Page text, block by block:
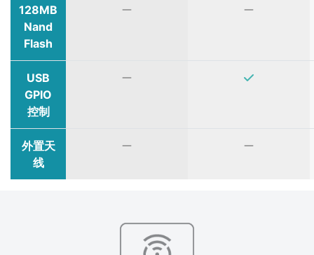
128MB
Nand
Flash
USB
GPIO
控制
外置天
线